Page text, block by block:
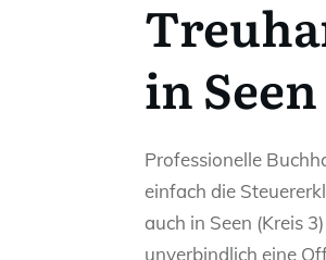
in
Professionelle
einfach die
auch in Seen (Kreis
unverbindlich eine